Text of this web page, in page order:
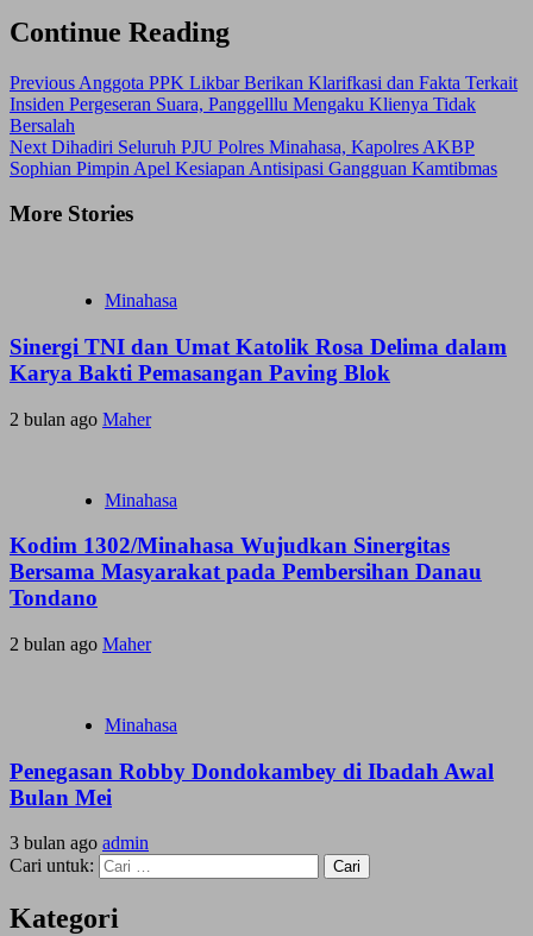
Continue Reading
Previous Anggota PPK Likbar Berikan Klarifkasi dan Fakta Terkait
Insiden Pergeseran Suara, Panggelllu Mengaku Klienya Tidak
Bersalah
Next Dihadiri Seluruh PJU Polres Minahasa, Kapolres AKBP
Sophian Pimpin Apel Kesiapan Antisipasi Gangguan Kamtibmas
More Stories
Minahasa
Sinergi TNI dan Umat Katolik Rosa Delima dalam
Karya Bakti Pemasangan Paving Blok
2 bulan ago Maher
Minahasa
Kodim 1302/Minahasa Wujudkan Sinergitas
Bersama Masyarakat pada Pembersihan Danau
Tondano
2 bulan ago Maher
Minahasa
Penegasan Robby Dondokambey di Ibadah Awal
Bulan Mei
3 bulan ago admin
Cari untuk:
Kategori